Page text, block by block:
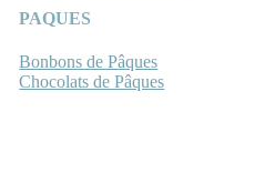
PAQUES
Bonbons de Pâques
Chocolats de Pâques